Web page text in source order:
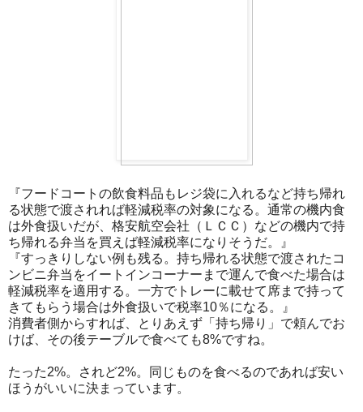
『フードコートの飲食料品もレジ袋に入れるなど持ち帰れ
る状態で渡されれば軽減税率の対象になる。通常の機内食
は外食扱いだが、格安航空会社（ＬＣＣ）などの機内で持
ち帰れる弁当を買えば軽減税率になりそうだ。』
『すっきりしない例も残る。持ち帰れる状態で渡されたコ
ンビニ弁当をイートインコーナーまで運んで食べた場合は
軽減税率を適用する。一方でトレーに載せて席まで持って
きてもらう場合は外食扱いで税率10％になる。』
消費者側からすれば、とりあえず「持ち帰り」で頼んでお
けば、その後テーブルで食べても8%ですね。
たった2%。されど2%。同じものを食べるのであれば安い
ほうがいいに決まっています。